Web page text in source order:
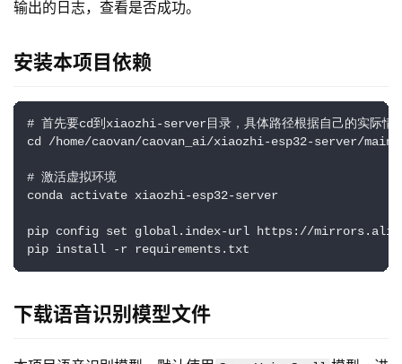
输出的日志，查看是否成功。
安装本项目依赖
# 首先要cd到xiaozhi-server目录，具体路径根据自己的实际情
cd /home/caovan/caovan_ai/xiaozhi-esp32-server/
# 激活虚拟环境
conda activate xiaozhi-esp32-server
pip config set global.index-url https://
pip install -r requirements.txt
下载语音识别模型文件